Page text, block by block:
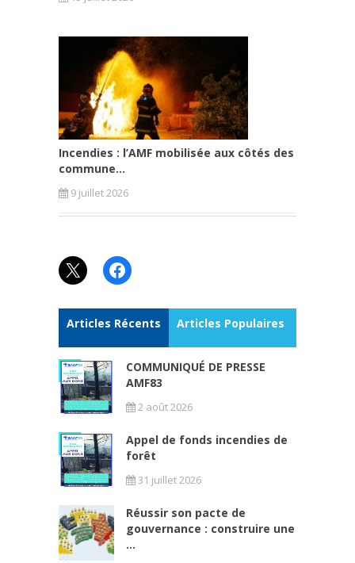
Incendies : l’AMF mobilisée aux côtés des
commune...
9 juillet 2026
X Facebook
Articles Récents Articles Populaires
COMMUNIQUÉ DE PRESSE
AMF83
2 août 2026
Appel de fonds incendies de
forêt
31 juillet 2026
Réussir son pacte de
gouvernance : construire une
...